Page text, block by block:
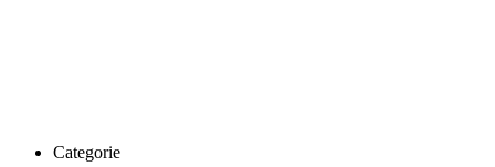
Categorie